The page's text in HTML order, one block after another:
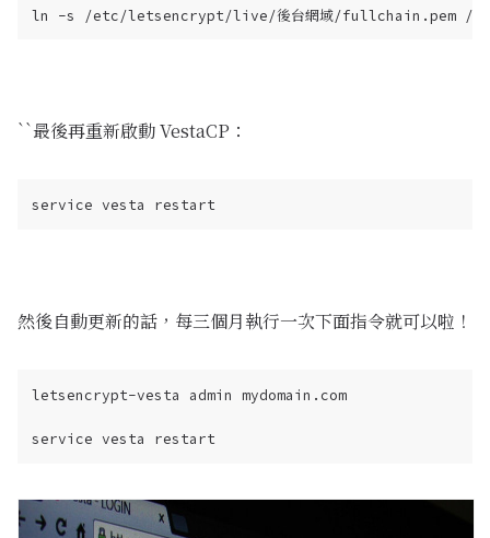
``最後再重新啟動 VestaCP：
然後自動更新的話，每三個月執行一次下面指令就可以啦！
letsencrypt-vesta admin mydomain.com